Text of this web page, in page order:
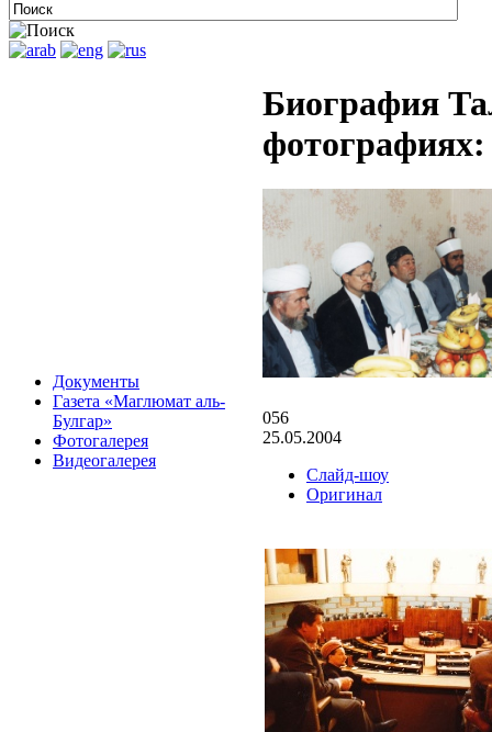
Документы
Газета «Маглюмат аль-
Булгар»
Фотогалерея
Видеогалерея
Биография
фотографиях:
056
25.05.2004
Слайд-шоу
Оригинал